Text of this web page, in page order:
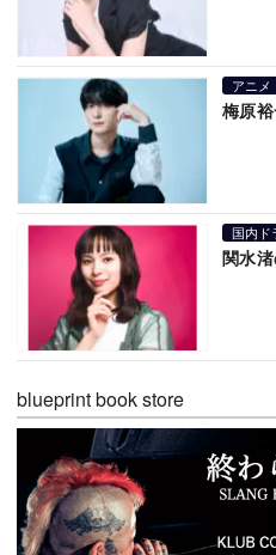
アニメ
梅原
国内ド
関水
blueprint book store